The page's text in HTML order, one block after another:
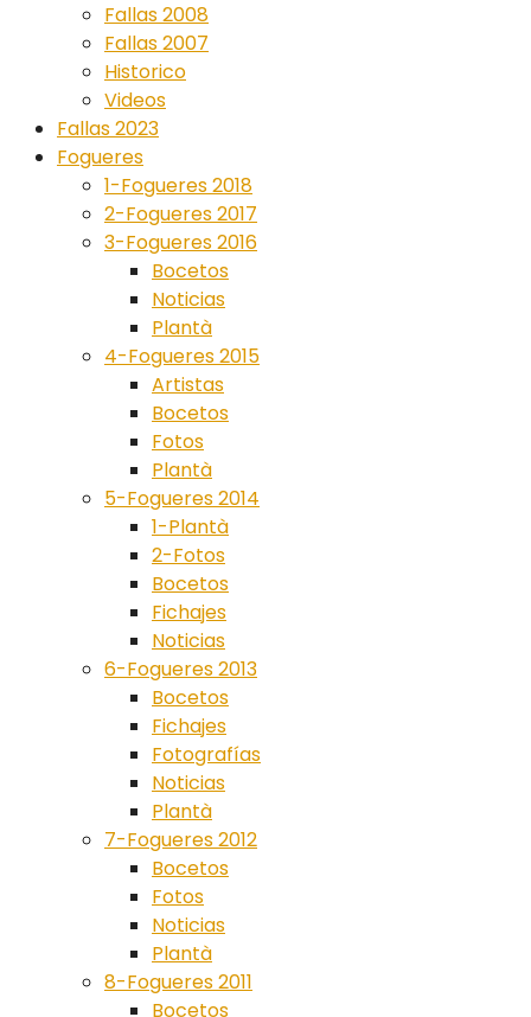
Fallas 2008
Fallas 2007
Historico
Videos
Fallas 2023
Fogueres
1-Fogueres 2018
2-Fogueres 2017
3-Fogueres 2016
Bocetos
Noticias
Plantà
4-Fogueres 2015
Artistas
Bocetos
Fotos
Plantà
5-Fogueres 2014
1-Plantà
2-Fotos
Bocetos
Fichajes
Noticias
6-Fogueres 2013
Bocetos
Fichajes
Fotografías
Noticias
Plantà
7-Fogueres 2012
Bocetos
Fotos
Noticias
Plantà
8-Fogueres 2011
Bocetos